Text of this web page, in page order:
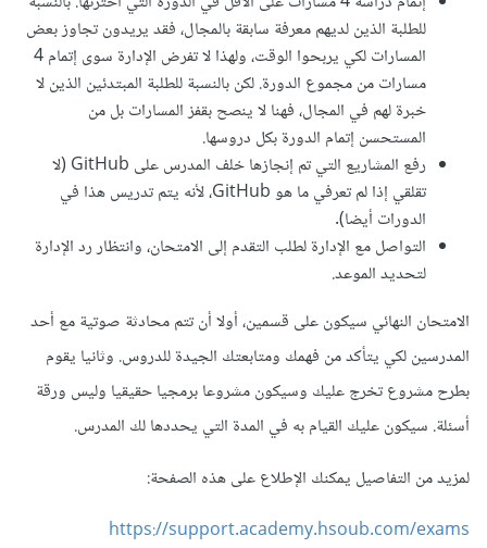
للطلبة الذين لديهم معرفة سابقة بالمجال، فقد يريدون تجاوز بعض
المسارات لكي يربحوا الوقت، ولهذا لا تفرض الإدارة سوى إتمام 4
مسارات من مجموع الدورة. لكن بالنسبة للطلبة المبتدئين الذين لا
خبرة لهم في المجال، فهنا لا ينصح بقفز المسارات بل من
المستحسن إتمام الدورة بكل دروسها.
رفع المشاريع التي تم إنجازها خلف المدرس على GitHub (لا
تقلقي إذا لم تعرفي ما هو GitHub، لأنه يتم تدريس هذا في
الدورات أيضا).
التواصل مع الإدارة لطلب التقدم إلى الامتحان، وانتظار رد الإدارة
لتحديد الموعد.
الامتحان النهائي سيكون على قسمين، أولا أن تتم محادثة صوتية مع أحد
المدرسين لكي يتأكد من فهمك ومتابعتك الجيدة للدروس. وثانيا يقوم
بطرح مشروع تخرج عليك وسيكون مشروعا برمجيا حقيقيا وليس ورقة
أسئلة. سيكون عليك القيام به في المدة التي يحددها لك المدرس.
لمزيد من التفاصيل يمكنك الإطلاع على هذه الصفحة:
https://support.academy.hsoub.com/exams